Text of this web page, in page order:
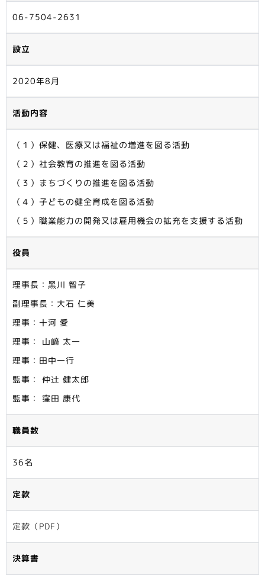
06-7504-2631
設立
2020年8月
活動内容
（１）保健、医療又は福祉の増進を図る活動
（２）社会教育の推進を図る活動
（３）まちづくりの推進を図る活動
（４）子どもの健全育成を図る活動
（５）職業能力の開発又は雇用機会の拡充を支援する活動
役員
理事長：黑川 智子
副理事長：大石 仁美
理事：十河 愛
理事： 山﨑 太一
理事：田中一行
監事： 仲辻 健太郎
監事： 窪田 康代
職員数
36名
定款
定款（PDF）
決算書